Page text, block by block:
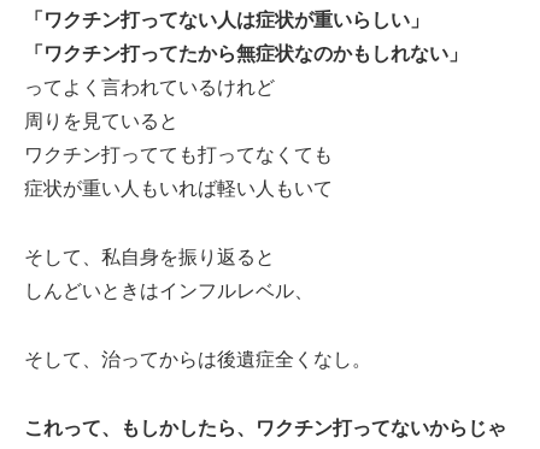
「ワクチン打ってない人は症状が重いらしい」
「ワクチン打ってたから無症状なのかもしれない」
ってよく言われているけれど
周りを見ていると
ワクチン打ってても打ってなくても
症状が重い人もいれば軽い人もいて
そして、私自身を振り返ると
しんどいときはインフルレベル、
そして、治ってからは後遺症全くなし。
これって、もしかしたら、ワクチン打ってないからじゃ